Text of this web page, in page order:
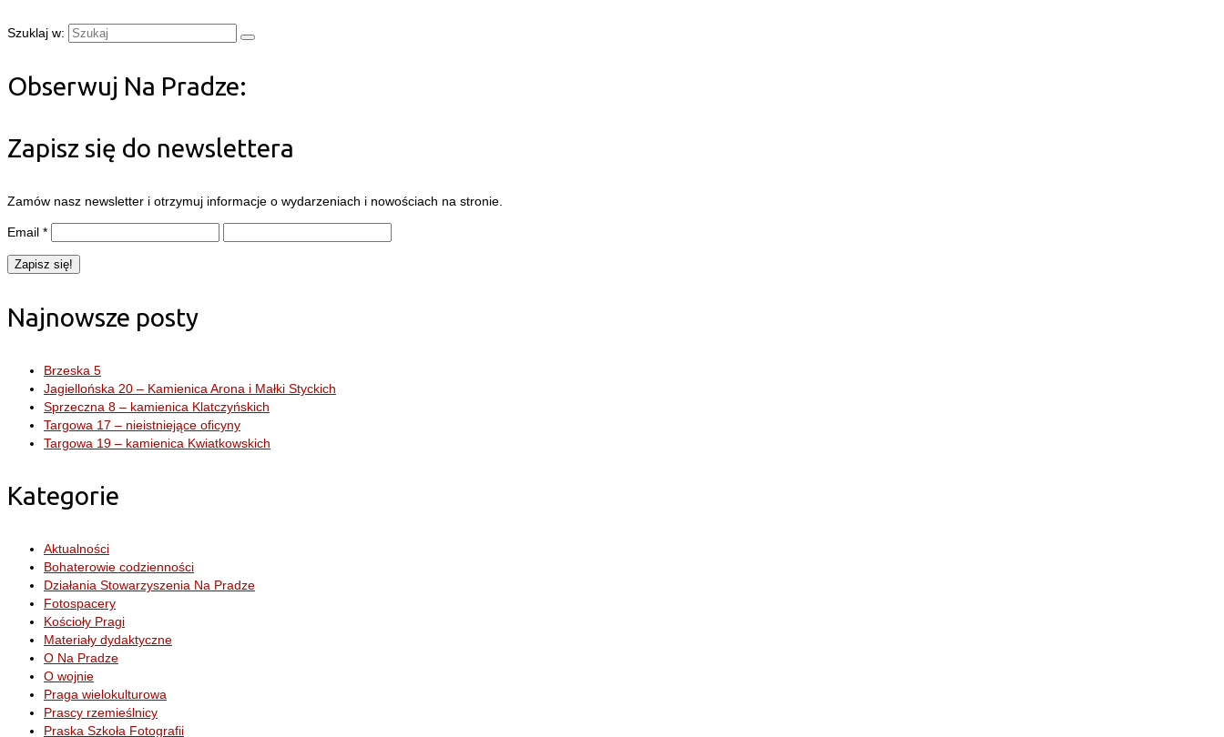
Szuklaj w:
Obserwuj Na Pradze:
Zapisz się do newslettera
Zamów nasz newsletter i otrzymuj informacje o wydarzeniach i nowościach na stronie.
Email *
Najnowsze posty
Brzeska 5
Jagiellońska 20 – Kamienica Arona i Małki Styckich
Sprzeczna 8 – kamienica Klatczyńskich
Targowa 17 – nieistniejące oficyny
Targowa 19 – kamienica Kwiatkowskich
Kategorie
Aktualności
Bohaterowie codzienności
Działania Stowarzyszenia Na Pradze
Fotospacery
Kościoły Pragi
Materiały dydaktyczne
O Na Pradze
O wojnie
Praga wielokulturowa
Prascy rzemieślnicy
Praska Szkoła Fotografii